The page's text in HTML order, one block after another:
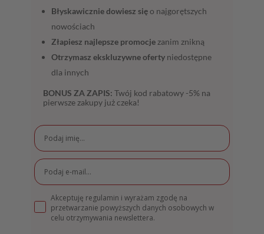
Błyskawicznie dowiesz sięo najgorętszych
nowościach
Złapiesz najlepsze promocje zanim znikną
Otrzymasz ekskluzywne oferty niedostępne
dla innych
BONUS ZA ZAPIS: Twój kod rabatowy -5% na
pierwsze zakupy już czeka!
Akceptuję regulamin i wyrażam zgodę na
przetwarzanie powyższych danych osobowych w
celu otrzymywania newslettera.